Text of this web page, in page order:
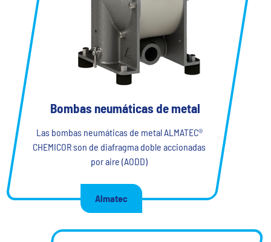
Bombas neumáticas de metal
Las bombas neumáticas de metal ALMATEC®
CHEMICOR son de diafragma doble accionadas
por aire (AODD)
Almatec